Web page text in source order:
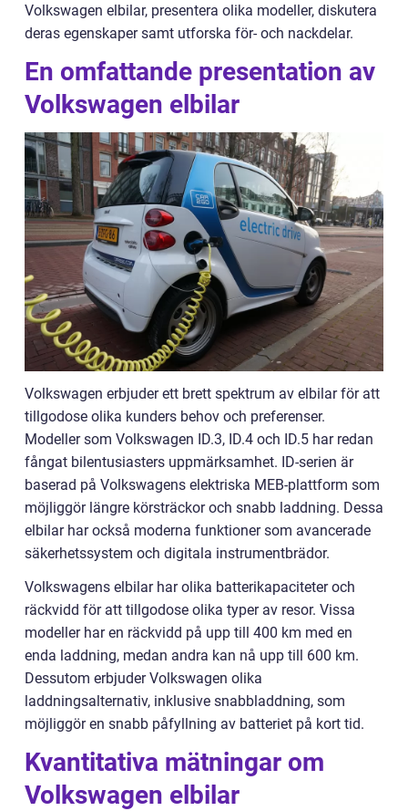
Volkswagen elbilar, presentera olika modeller, diskutera
deras egenskaper samt utforska för- och nackdelar.
En omfattande presentation av
Volkswagen elbilar
Volkswagen erbjuder ett brett spektrum av elbilar för att
tillgodose olika kunders behov och preferenser.
Modeller som Volkswagen ID.3, ID.4 och ID.5 har redan
fångat bilentusiasters uppmärksamhet. ID-serien är
baserad på Volkswagens elektriska MEB-plattform som
möjliggör längre körsträckor och snabb laddning. Dessa
elbilar har också moderna funktioner som avancerade
säkerhetssystem och digitala instrumentbrädor.
Volkswagens elbilar har olika batterikapaciteter och
räckvidd för att tillgodose olika typer av resor. Vissa
modeller har en räckvidd på upp till 400 km med en
enda laddning, medan andra kan nå upp till 600 km.
Dessutom erbjuder Volkswagen olika
laddningsalternativ, inklusive snabbladdning, som
möjliggör en snabb påfyllning av batteriet på kort tid.
Kvantitativa mätningar om
Volkswagen elbilar